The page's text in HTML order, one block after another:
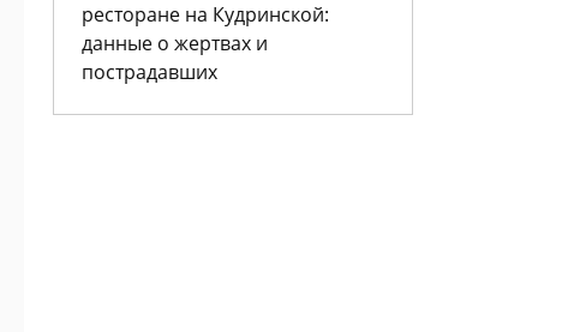
ресторане на Кудринской:
данные о жертвах и
пострадавших